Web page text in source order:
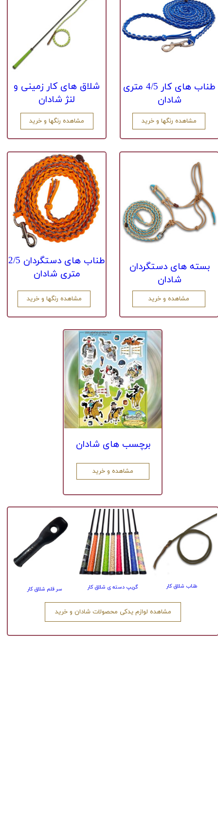
​طناب های دستگردان 2/5
متری شادان
مشاهده رنگها و خرید
بسته های دستگردان
شادان
مشاهده و خرید
شلاق های کار زمینی و
لنژ شادان
مشاهده رنگها و خرید
طناب های کار 4/5 متری
شادان
مشاهده رنگها و خرید
سر قلم شلاق کار
مشاهده لوازم یدکی محصولات شادان و خرید
گریپ دسته ی شلاق کار طناب شلاق کار
برچسب های شادان​​​​​​​
مشاهده و خرید